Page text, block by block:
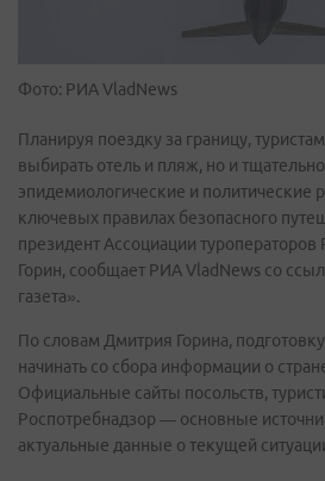
Фото: РИА VladNews
Планируя поездку за границу,
выбирать отель и пляж, но и тщательно
эпидемиологические и политические
ключевых правилах безопасного
президент Ассоциации
Горин, сообщает РИА VladNews со
газета».
По словам Дмитрия Горина, подготовку
начинать со сбора информации о
Официальные сайты посольств,
Роспотребнадзор — основные
актуальные данные о текущей